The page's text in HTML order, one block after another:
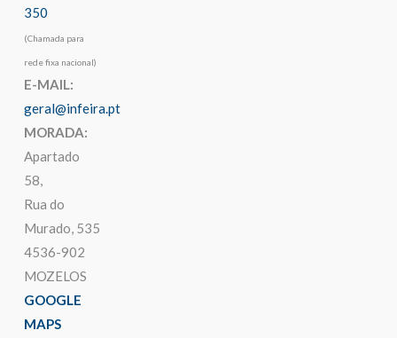
350
(Chamada para
rede fixa nacional)
E-MAIL:
geral@infeira.pt
MORADA:
Apartado
58,
Rua do
Murado, 535
4536-902
MOZELOS
GOOGLE
MAPS